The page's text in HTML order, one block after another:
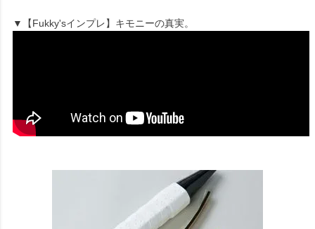
▼【Fukky'sインプレ】キモニーの真実。